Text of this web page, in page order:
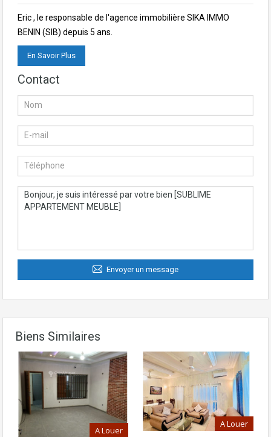
Eric , le responsable de l'agence immobilière SIKA IMMO
BENIN (SIB) depuis 5 ans.
En Savoir Plus
Contact
Envoyer un message
Biens Similaires
A Louer
A Louer